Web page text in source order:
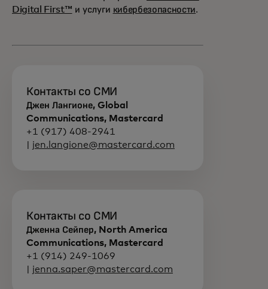
Digital First™ и услуги кибербезопасности.
Контакты со СМИ
Джен Лангионе, Global
Communications, Mastercard
+1 (917) 408-2941
jen.langione@mastercard.com
Контакты со СМИ
Дженна Сейпер, North America
Communications, Mastercard
+1 (914) 249-1069
jenna.saper@mastercard.com